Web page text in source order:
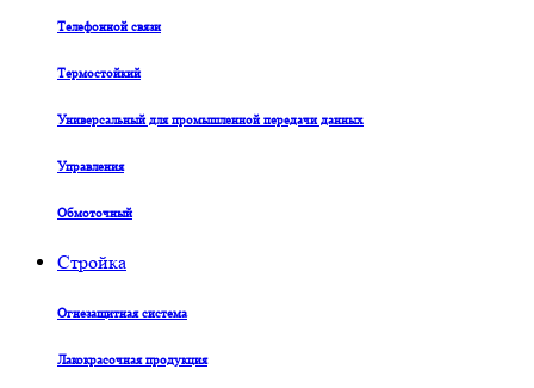
Телефонной связи
Термостойкий
Универсальный для промышленной передачи данных
Управления
Обмоточный
Стройка
Огнезащитная система
Лакокрасочная продукция